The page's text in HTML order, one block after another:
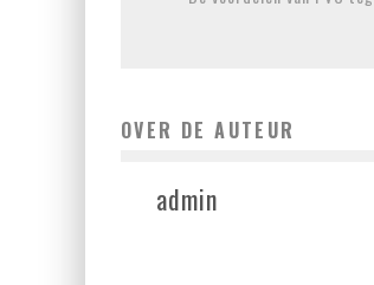
OVER DE AUTEUR
admin